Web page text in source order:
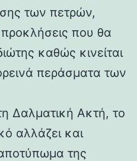
των πετρών,
που θα
καθώς κινείται
περάσματα των
Δαλματική Ακτή, το
αλλάζει και
της